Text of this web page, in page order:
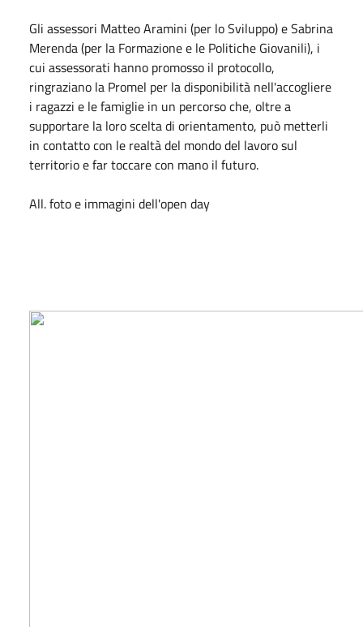
Gli assessori Matteo Aramini (per lo Sviluppo) e Sabrina
Merenda (per la Formazione e le Politiche Giovanili), i
cui assessorati hanno promosso il protocollo,
ringraziano la Promel per la disponibilità nell'accogliere
i ragazzi e le famiglie in un percorso che, oltre a
supportare la loro scelta di orientamento, può metterli
in contatto con le realtà del mondo del lavoro sul
territorio e far toccare con mano il futuro.
All. foto e immagini dell'open day